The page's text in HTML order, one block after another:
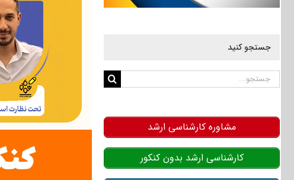
جستجو کنید
جستجو
مشاوره کارشناسی ارشد
کارشناسی ارشد بدون کنکور